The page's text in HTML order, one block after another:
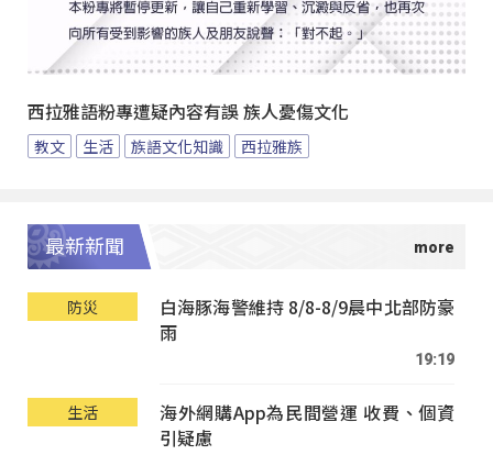
西拉雅語粉專遭疑內容有誤 族人憂傷文化
教文 生活 族語文化知識 西拉雅族
最新新聞
防災
白海豚海警維持 8/8-8/9晨中北部防豪
雨
19:19
生活
海外網購App為民間營運 收費、個資
引疑慮